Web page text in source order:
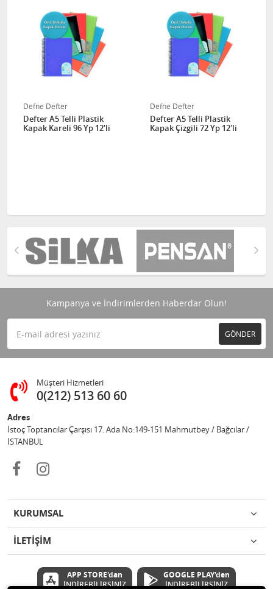
Defne Defter
Defter A5 Telli Plastik
Kapak Kareli 96 Yp 12'li
Defne Defter
Defter A5 Telli Plastik
Kapak Çizgili 72 Yp 12'li
Kampanya ve İndirimlerden Haberdar Olun!
GÖNDER
Müşteri Hizmetleri
0(212) 513 60 60
Adres
İstoç Toptancılar Çarşısı 17. Ada No:149-151 Mahmutbey / Bağcılar /
İSTANBUL
KURUMSAL
İLETİŞİM
APP STORE'dan
İNDİREBİLİRSİNİZ
GOOGLE PLAY'den
İNDİREBİLİRSİNİZ